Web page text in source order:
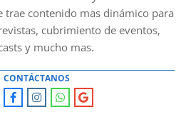
trae contenido mas dinámico para
cubrimiento de eventos,
y mucho mas.
CONTÁCTANOS